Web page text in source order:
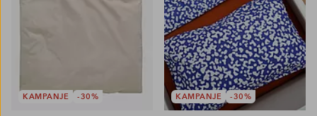
KAMPANJE -30% KAMPANJE -30%